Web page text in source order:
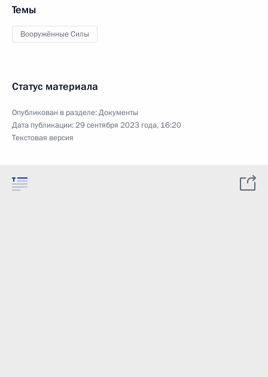
Темы
Вооружённые Силы
Статус материала
Опубликован в разделе:Документы
Дата публикации:29 сентября 2023 года, 16:20
Текстовая версия